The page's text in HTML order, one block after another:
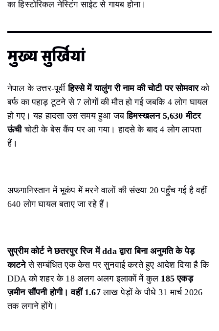
का हिस्टोरिकल नेस्टिंग साईट से गायब होना।
मुख्य सुर्खियां
नेपाल के उत्तर-पूर्वीहिस्से में यालुंग री नाम की चोटी पर सोमवारको
बर्फ का पहाड़ टूटने से 7 लोगों की मौत हो गई जबकि 4 लोग घायल
हो गए। यह हादसा उस समय हुआ जबहिमस्खलन 5,630 मीटर
ऊंचीचोटी के बेस कैंप पर आ गया। हादसे के बाद 4 लोग लापता
हैं।
अफगानिस्तान में भूकंप में मरने वालों की संख्या 20 पहुँच गई है वहीं
640 लोग घायल बताए जा रहे हैं।
सुप्रीम कोर्ट ने छतरपुर रिज में dda द्वारा बिना अनुमति के पेड़
काटनेसे सम्बंधित एक केस पर सुनवाई करते हुए आदेश दिया है कि
DDA को शहर के 18 अलग अलग इलाकों में कुल 185 एकड़
ज़मीन सौंपनी होगी। वहीं 1.67लाख पेड़ों के पौधे 31 मार्च 2026
तक लगाने होंगे।